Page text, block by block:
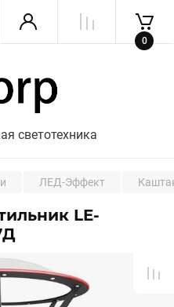
светотехника
0
ЛЕД-Эффект
LE-